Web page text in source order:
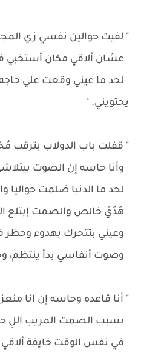
" لفيت حوالين نفسي زي
عشان ألاقي مكان أستخبيٰ
لحد ما عيني وقعت علي
يحتويني. "
" قفلت باب الدولاب بترقب
وأنا حاسه إن الصوت
لحد ما الدنيا ضلمت حواليا
هَدَيَ خالص والصمت إبتلع
وعيني بتتحرك بهدوء وحظر
وصوت أنفاسي بدأ ينتظم،
" أنا قاعده وحاسه إن انا
بسبب الصمت المريب اللِ
في نفس الوقت خايفة ألاقي